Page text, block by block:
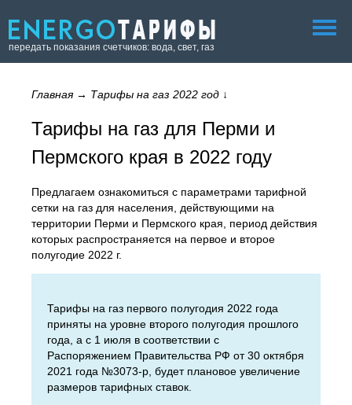
передать показания счетчиков: вода, свет, газ
Главная→ Тарифы на газ 2022 год ↓
Тарифы на газ для Перми и
Пермского края в 2022 году
Предлагаем ознакомиться с параметрами тарифной
сетки на газ для населения, действующими на
территории Перми и Пермского края, период действия
которых распространяется на первое и второе
полугодие 2022 г.
Тарифы на газ первого полугодия 2022 года
приняты на уровне второго полугодия прошлого
года, а с 1 июля в соответствии с
Распоряжением Правительства РФ от 30 октября
2021 года №3073-р, будет плановое увеличение
размеров тарифных ставок.